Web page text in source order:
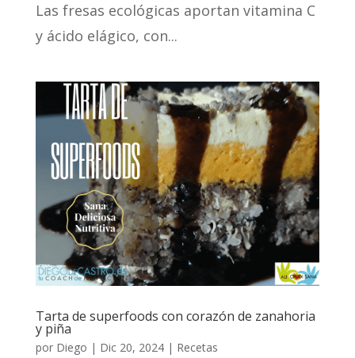
Las fresas ecológicas aportan vitamina C
y ácido elágico, con...
Tarta de superfoods con corazón de zanahoria
y piña
por Diego | Dic 20, 2024| Recetas